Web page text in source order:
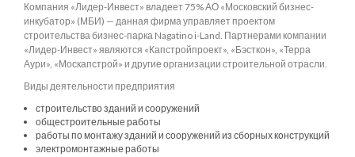
Компания «Лидер-Инвест» владеет 75% АО «Московский бизнес-
инкубатор» (МБИ) — данная фирма управляет проектом
строительства бизнес-парка Nagatino i-Land. Партнерами компании
«Лидер-Инвест» являются «Капстройпроект», «Бэсткон», «Терра
Аури», «Москапстрой» и другие организации строительной отрасли.
Виды деятельности предприятия
строительство зданий и сооружений
общестроительные работы
работы по монтажу зданий и сооружений из сборных конструкций
электромонтажные работы